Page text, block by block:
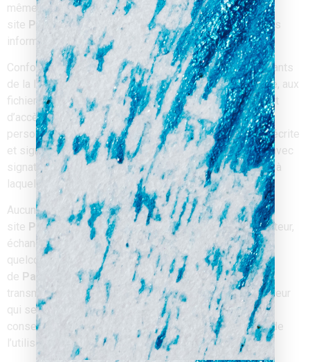
même à leur saisie. Il est alors précisé à l’utilisateur du
site Padre-digital.com l’obligation ou non de fournir ces
informations.
Conformément aux dispositions des articles 38 et suivants
de la loi 78-17 du 6 janvier 1978 relative à l’informatique, aux
fichiers et aux libertés, tout utilisateur dispose d’un droit
d’accès, de rectification et d’opposition aux données
personnelles le concernant, en effectuant sa demande écrite
et signée, accompagnée d’une copie du titre d’identité avec
signature du titulaire de la pièce, en précisant l’adresse à
laquelle la réponse doit être envoyée.
Aucune information personnelle de l’utilisateur du
site Padre-digital.com
n’est publiée à l’insu de l’utilisateur,
échangée, transférée, cédée ou vendue sur un support
quelconque à des tiers. Seule l’hypothèse du rachat
de Padre-Digitalet de ses droits permettrait la
transmission des dites informations à l’éventuel acquéreur
qui serait à son tour tenu de la même obligation de
conservation et de modification des données vis à vis de
l’utilisateur du site Padre-digital.com